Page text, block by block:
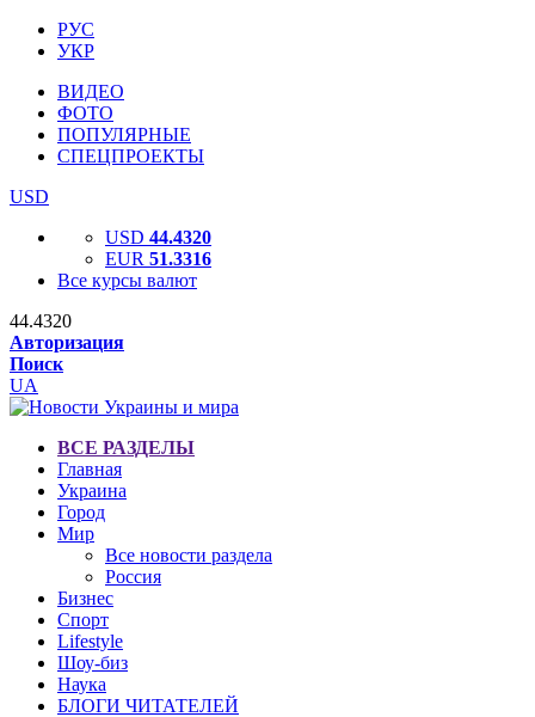
РУС
УКР
ВИДЕО
ФОТО
ПОПУЛЯРНЫЕ
СПЕЦПРОЕКТЫ
USD
USD 44.4320
EUR 51.3316
Все курсы валют
44.4320
Авторизация
Поиск
UA
ВСЕ РАЗДЕЛЫ
Главная
Украина
Город
Мир
Все новости раздела
Россия
Бизнес
Спорт
Lifestyle
Шоу-биз
Наука
БЛОГИ ЧИТАТЕЛЕЙ